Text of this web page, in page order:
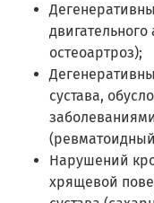
двигательного
остеоартроз);
сустава,
Нарушений
хрящевой